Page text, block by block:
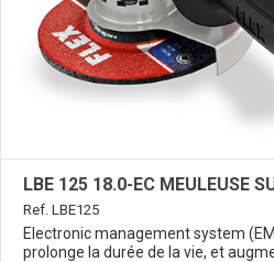
LBE 125 18.0-EC MEULEUSE
Ref. LBE125
Electronic management system
prolonge la durée de la vie, et